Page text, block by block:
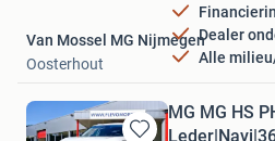
Dealer
Alle
Van Mossel MG Nijmegen
Oosterhout
MG MG HS